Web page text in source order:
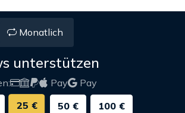
Monatlich
unterstützen
Pay
Pay
25 € 50 € 100 €